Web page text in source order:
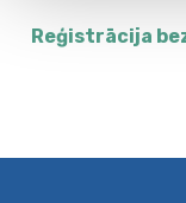
Reģistrācija